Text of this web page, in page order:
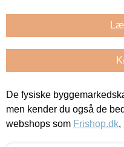
De fysiske
men kender du også de
webshops som Frishop.dk,